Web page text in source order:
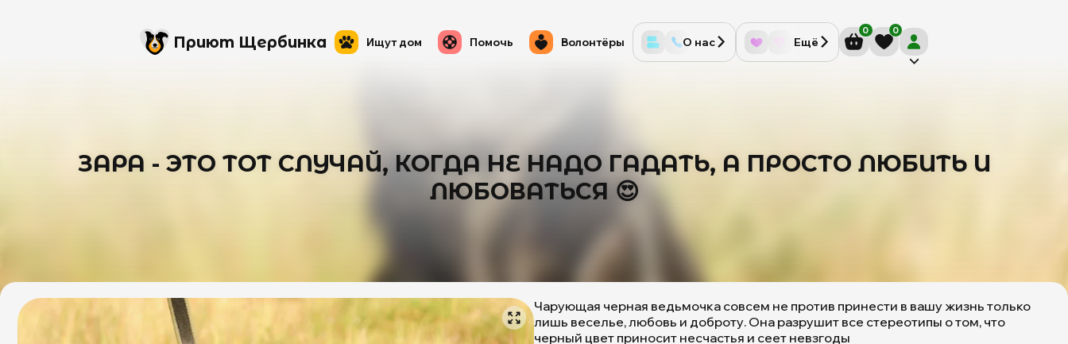
Приют Щербинка
0 0
Ищут дом Помочь Волонтёры О нас Ещё
ЗАРА - ЭТО ТОТ СЛУЧАЙ, КОГДА НЕ НАДО ГАДАТЬ, А ПРОСТО ЛЮБИТЬ И
ЛЮБОВАТЬСЯ 😍
Чарующая черная ведьмочка совсем не против принести в вашу жизнь только
лишь веселье, любовь и доброту. Она разрушит все стереотипы о том, что
черный цвет приносит несчастья и сеет невзгоды